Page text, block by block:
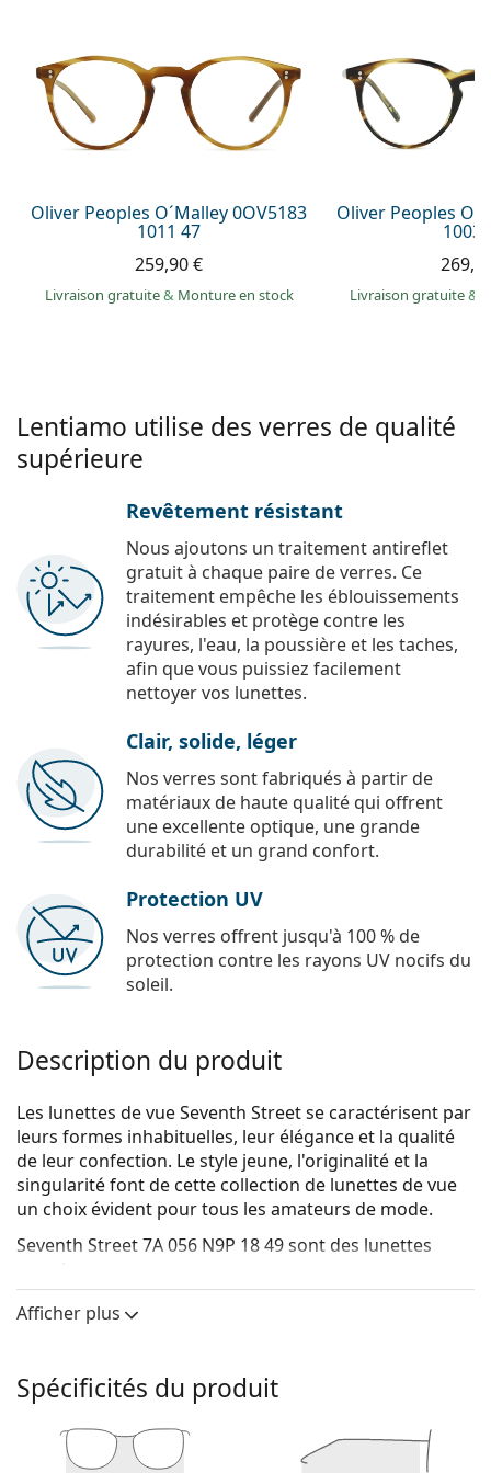
Prada
Toutes les marques
Oliver Peoples O´Malley 0OV5183
1011 47
259,90 €
Livraison gratuite& Monture en stock
Oliver Peoples
1003
Livraison gratuite&
Lentiamo utilise des verres de qualité
supérieure
Revêtement résistant
Nous ajoutons un traitement antireflet
gratuit à chaque paire de verres. Ce
traitement empêche les éblouissements
indésirables et protège contre les
rayures, l'eau, la poussière et les taches,
afin que vous puissiez facilement
nettoyer vos lunettes.
Clair, solide, léger
Nos verres sont fabriqués à partir de
matériaux de haute qualité qui offrent
une excellente optique, une grande
durabilité et un grand confort.
Protection UV
Nos verres offrent jusqu'à 100 % de
protection contre les rayons UV nocifs du
soleil.
Description du produit
Les lunettes de vue Seventh Street se caractérisent par
leurs formes inhabituelles, leur élégance et la qualité
de leur confection. Le style jeune, l'originalité et la
singularité font de cette collection de lunettes de vue
un choix évident pour tous les amateurs de mode.
Seventh Street 7A 056 N9P 18 49sont des lunettes
Monture de lunettes de vue
châtain clair, noirs ou blonds foncés.
personnes ayant une forme de visage carrée
ou ovale.
Afficher plus
Spécificités du produit